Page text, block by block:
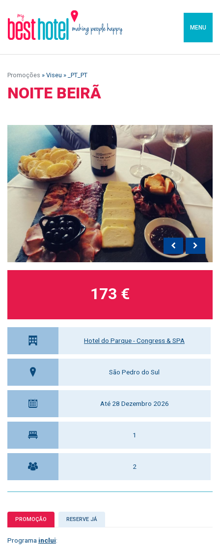
MENU
Promoções » Viseu » _PT_PT
NOITE BEIRÃ
Hotel do Parque - Congress & SPA
São Pedro do Sul
Até 28 Dezembro 2026
1
2
173 €
PROMOÇÃO RESERVE JÁ
Programa inclui: